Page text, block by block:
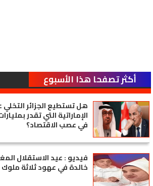
أكثر تصفحا هذا الأسبوع
هل تستطيع الجزائر التخلي
الإماراتية التي تقدر
في عصب الاقتصاد؟
فيديو : عيد الاستقلال
خالدة في عهود ثلاثة ملوك